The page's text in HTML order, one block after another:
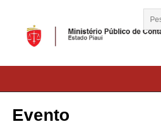
Evento